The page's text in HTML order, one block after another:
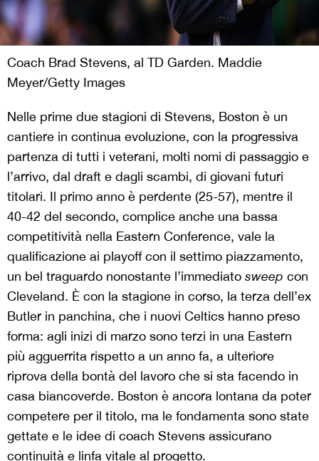
Coach Brad Stevens, al TD Garden. Maddie
Meyer/Getty Images
Nelle prime due stagioni di Stevens, Boston è un
cantiere in continua evoluzione, con la progressiva
partenza di tutti i veterani, molti nomi di passaggio e
l’arrivo, dal draft e dagli scambi, di giovani futuri
titolari. Il primo anno è perdente (25-57), mentre il
40-42 del secondo, complice anche una bassa
competitività nella Eastern Conference, vale la
qualificazione ai playoff con il settimo piazzamento,
un bel traguardo nonostante l’immediato sweep con
Cleveland. È con la stagione in corso, la terza dell’ex
Butler in panchina, che i nuovi Celtics hanno preso
forma: agli inizi di marzo sono terzi in una Eastern
più agguerrita rispetto a un anno fa, a ulteriore
riprova della bontà del lavoro che si sta facendo in
casa biancoverde. Boston è ancora lontana da poter
competere per il titolo, ma le fondamenta sono state
gettate e le idee di coach Stevens assicurano
continuità e linfa vitale al progetto.